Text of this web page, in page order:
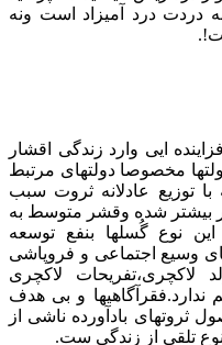
دردت درد آمیزاد است ونه
ایی وارد زندگی اقشار
مخصوصا دولتهای مرتبط
توزیع عادلانه ثروت سبب
بیشتر شده وقشر متوسط به
نوع گُسلها بنفع توسعه
وسیع اجتماعی و فروپاشی
لاکچری،تفریحات لاکچری
ندارد.فقرآگاهیها و بی هدف
ثروتهای بادآورده ناشی از
تلقی از زندگی ست.